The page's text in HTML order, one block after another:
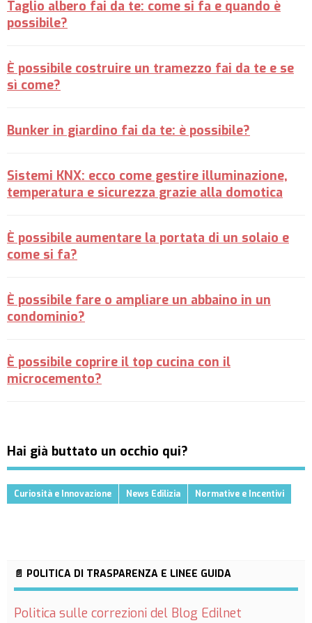
Taglio albero fai da te: come si fa e quando è
possibile?
È possibile costruire un tramezzo fai da te e se
sì come?
Bunker in giardino fai da te: è possibile?
Sistemi KNX: ecco come gestire illuminazione,
temperatura e sicurezza grazie alla domotica
È possibile aumentare la portata di un solaio e
come si fa?
È possibile fare o ampliare un abbaino in un
condominio?
È possibile coprire il top cucina con il
microcemento?
Hai già buttato un occhio qui?
Curiosità e Innovazione News Edilizia Normative e Incentivi
📄 POLITICA DI TRASPARENZA E LINEE GUIDA
Politica sulle correzioni del Blog Edilnet